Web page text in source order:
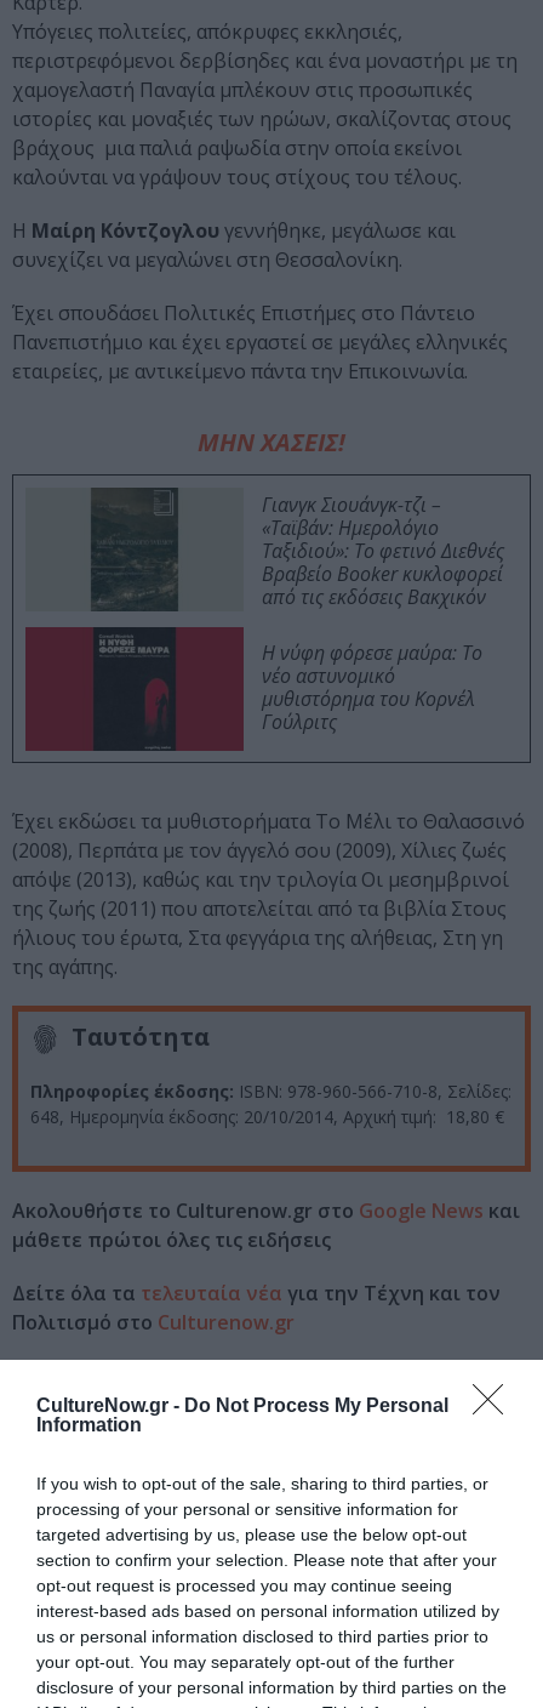
CultureNow.gr - Do Not Process My Personal
Information
If you wish to opt-out of the sale, sharing to third parties, or
processing of your personal or sensitive information for
targeted advertising by us, please use the below opt-out
section to confirm your selection. Please note that after your
opt-out request is processed you may continue seeing
interest-based ads based on personal information utilized by
us or personal information disclosed to third parties prior to
your opt-out. You may separately opt-out of the further
disclosure of your personal information by third parties on the
Υπόγειες πολιτείες, απόκρυφες εκκλησιές,
περιστρεφόµενοι δερβίσηδες και ένα µοναστήρι µε τη
χαµογελαστή Παναγία µπλέκουν στις προσωπικές
ιστορίες και µοναξιές των ηρώων, σκαλίζοντας στους
βράχους µια παλιά ραψωδία στην οποία εκείνοι
καλούνται να γράψουν τους στίχους του τέλους.
Η Μαίρη Κόντζογλου γεννήθηκε, µεγάλωσε και
συνεχίζει να µεγαλώνει στη Θεσσαλονίκη.
Έχει σπουδάσει Πολιτικές Επιστήµες στο Πάντειο
Πανεπιστήµιο και έχει εργαστεί σε µεγάλες ελληνικές
εταιρείες, µε αντικείµενο πάντα την Επικοινωνία.
ΜΗΝ ΧΑΣΕΙΣ!
Γιανγκ Σιουάνγκ-τζι –
«Ταϊβάν: Ημερολόγιο
Ταξιδιού»: Το φετινό Διεθνές
Βραβείο Booker κυκλοφορεί
από τις εκδόσεις Βακχικόν
Η νύφη φόρεσε μαύρα: Το
νέο αστυνομικό
μυθιστόρημα του Κορνέλ
Γούλριτς
Έχει εκδώσει τα μυθιστορήματα Το Μέλι το Θαλασσινό
(2008), Περπάτα µε τον άγγελό σου (2009), Χίλιες ζωές
απόψε (2013), καθώς και την τριλογία Οι μεσημβρινοί
της ζωής (2011) που αποτελείται από τα βιβλία Στους
ήλιους του έρωτα, Στα φεγγάρια της αλήθειας, Στη γη
της αγάπης.
Ταυτότητα
Πληροφορίες έκδοσης: ISBN: 978-960-566-710-8, Σελίδες:
648, Ημερομηνία έκδοσης: 20/10/2014, Αρχική τιμή: 18,80 €
Ακολουθήστε το Culturenow.gr στο Google News και
μάθετε πρώτοι όλες τις ειδήσεις
Δείτε όλα τα τελευταία νέα για την Τέχνη και τον
Πολιτισμό στο Culturenow.gr
ΕΚΔΟΣΕΙΣ ΜΕΤΑΙΧΜΙΟ ΜΑΙΡΗ ΚΟΝΤΖΟΓΛΟΥ
Newsletter
Κάθε βδομάδα στο e-mail σας τα τελευταία νέα για
την Τέχνη και τον Πολιτισμό!